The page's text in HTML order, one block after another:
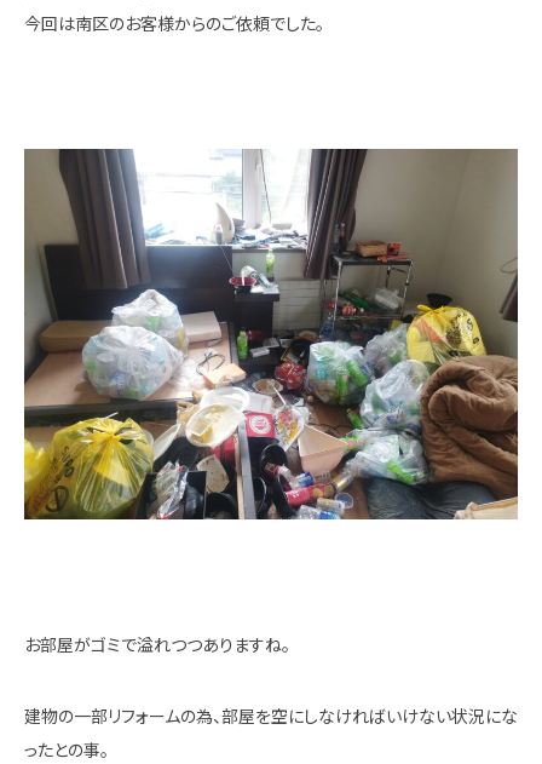
今回は南区のお客様からのご依頼でした。
お部屋がゴミで溢れつつありますね。
建物の一部リフォームの為、部屋を空にしなければいけない状況にな
ったとの事。